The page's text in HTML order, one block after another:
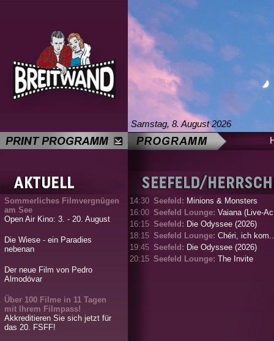
Samstag, 8. August 2026
Sommerliches Filmvergnügen
am See
Open Air Kino: 3. - 20. August
Die Wiese - ein Paradies
nebenan
Der neue Film von Pedro
Almodóvar
Über 100 Filme in 11 Tagen
mit Ihrem Filmpass!
Akkreditieren Sie sich jetzt für
das 20. FSFF!
14:30 Seefeld: Minions & Monsters
16:00 Seefeld Lounge: Vaiana (Live-
16:15 Seefeld: Die Odyssee (2026)
18:15 Seefeld Lounge: Chéri, ich
19:45 Seefeld: Die Odyssee (2026)
20:15 Seefeld Lounge: The Invite